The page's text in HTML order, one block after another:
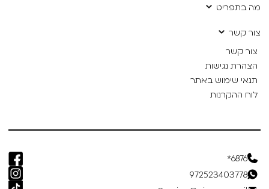
מה בתפריט
צור קשר
צור קשר
הצהרת נגישות
תנאי שימוש באתר
לוח ההקרנות
6876*
972523403778